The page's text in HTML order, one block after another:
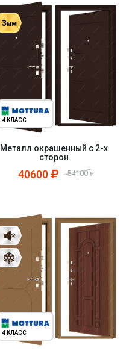
4 КЛАСС
Металл окрашенный с 2-х
сторон
40600 54100
4 КЛАСС